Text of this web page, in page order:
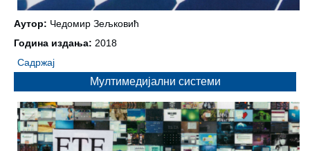
Аутор: Чедомир Зељковић
Година издања: 2018
Садржај
Мултимедијални системи